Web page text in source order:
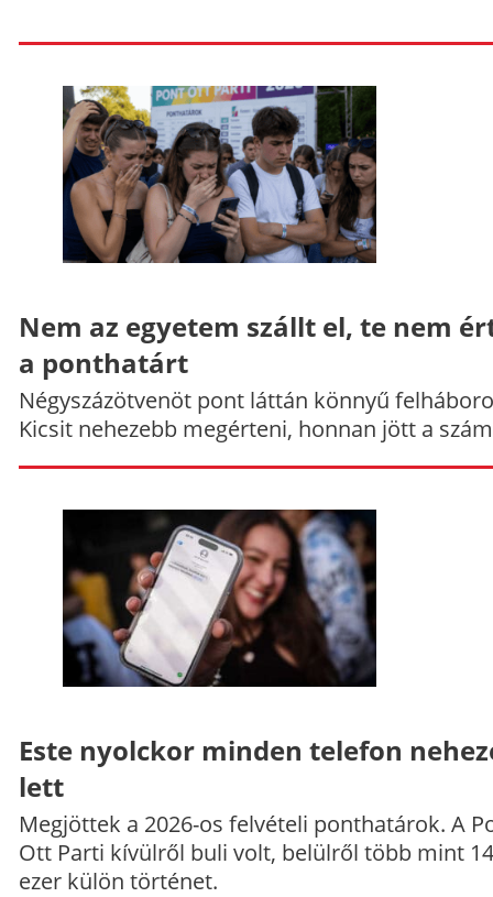
Nem az egyetem szállt el, te nem
a ponthatárt
Négyszázötvenöt pont láttán könnyű
Kicsit nehezebb megérteni, honnan jött a
Este nyolckor minden telefon
lett
Megjöttek a 2026-os felvételi ponthatárok. A
Ott Parti kívülről buli volt, belülről több mint
ezer külön történet.